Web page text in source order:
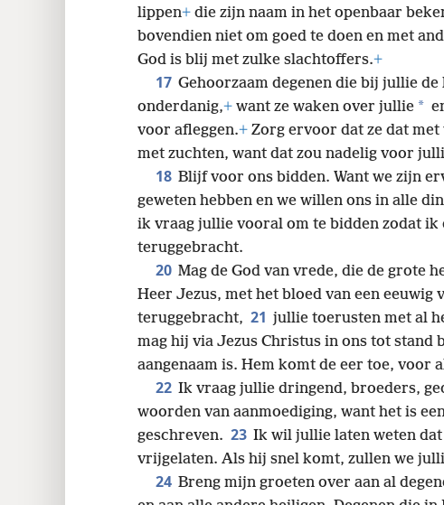
lippen+ die zijn naam in het openbaar
bovendien niet om goed te doen en met
God is blij met zulke slachtoffers.+
17 Gehoorzaam degenen die bij jullie
onderdanig,+ want ze waken over jullie *
voor afleggen.+ Zorg ervoor dat ze dat
met zuchten, want dat zou nadelig voor
18 Blijf voor ons bidden. Want we zijn
geweten hebben en we willen ons in alle
ik vraag jullie vooral om te bidden zodat
teruggebracht.
20 Mag de God van vrede, die de grote
Heer Jezus, met het bloed van een eeuwig
teruggebracht, 21 jullie toerusten met al
mag hij via Jezus Christus in ons tot stand
aangenaam is. Hem komt de eer toe, voor
22 Ik vraag jullie dringend, broeders,
woorden van aanmoediging, want het is
geschreven. 23 Ik wil jullie laten weten
vrijgelaten. Als hij snel komt, zullen we
24 Breng mijn groeten over aan al